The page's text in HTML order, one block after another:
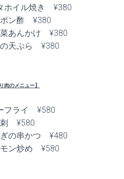
ホイル焼き ¥380
ポン酢 ¥380
菜あんかけ ¥380
の天ぷら ¥380
肉のメニュー】
フライ ¥580
刺 ¥580
ぎの串かつ ¥480
モン炒め ¥580